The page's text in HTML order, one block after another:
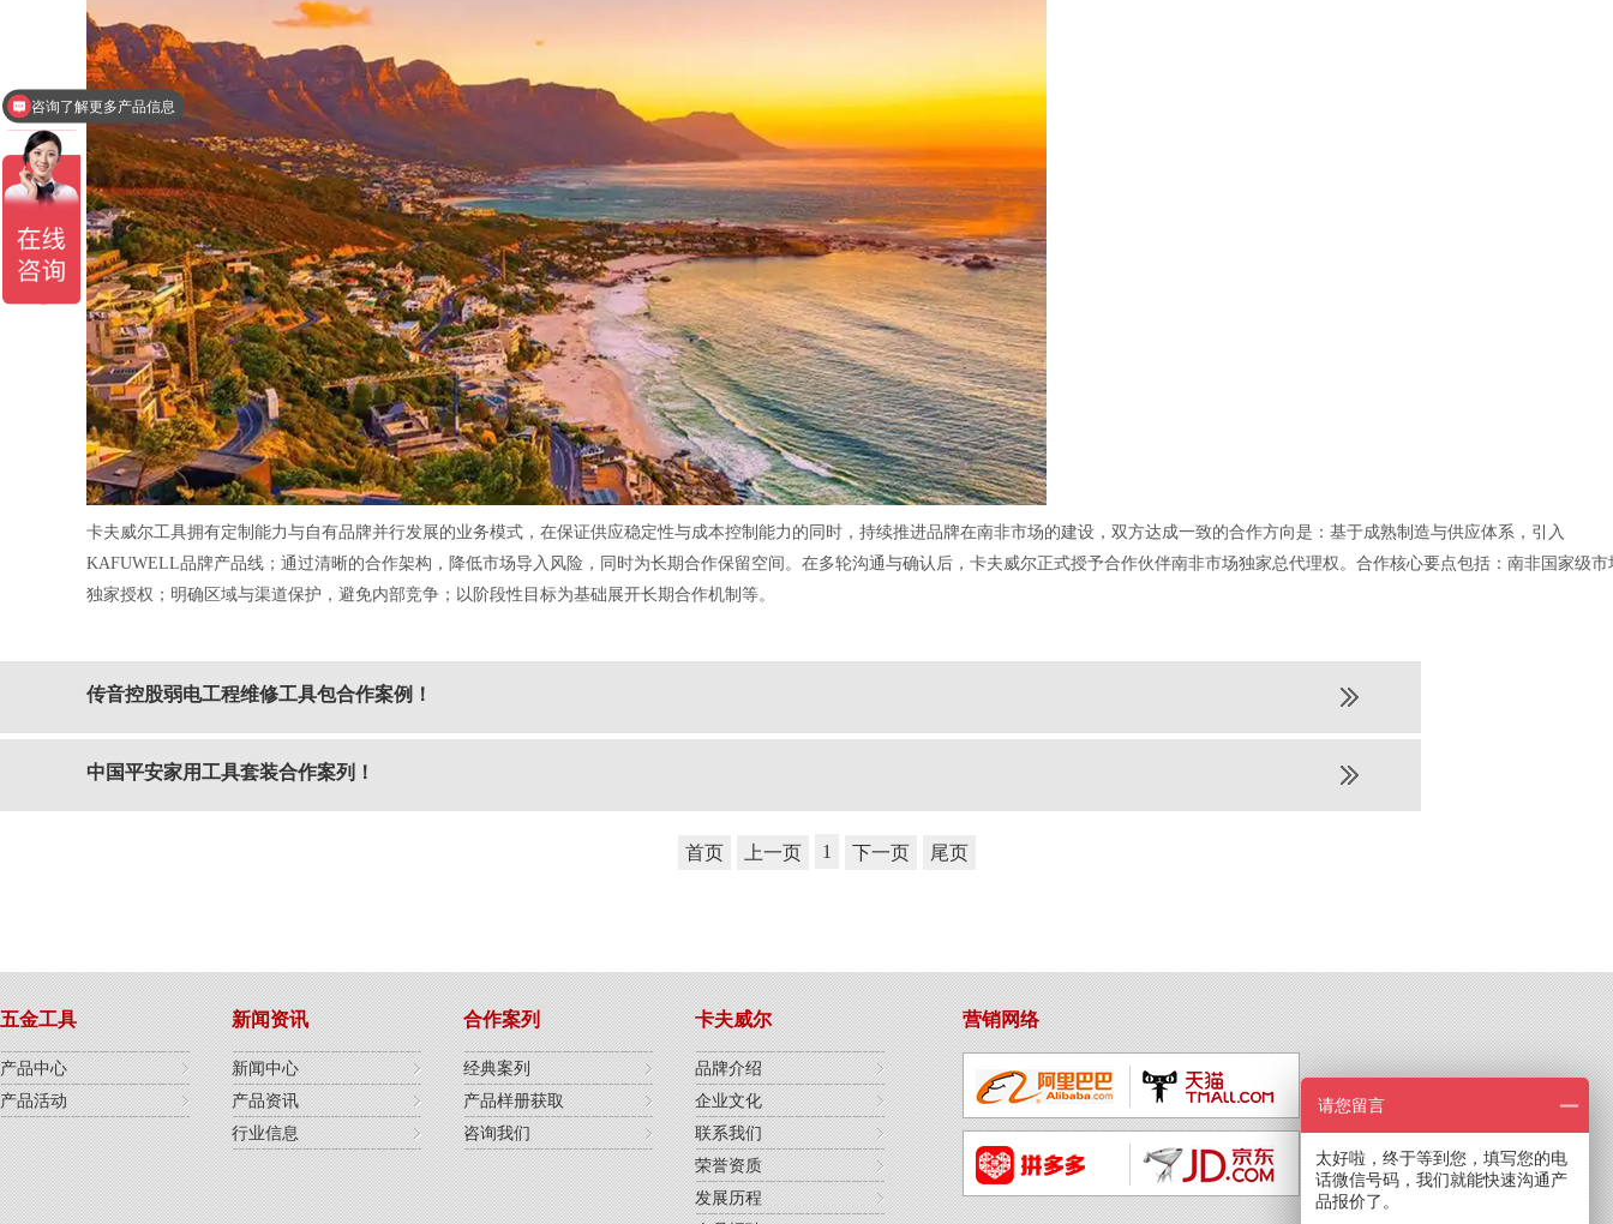
卡夫威尔工具拥有定制能力与自有品牌并行发展的业务模式，在保证供应稳定性与成本控制能力的同时，持续推进品牌在南非市场的建设，双方达成一致的合作方向是：基于成熟制造与供应体系，引入
KAFUWELL品牌产品线；通过清晰的合作架构，降低市场导入风险，同时为长期合作保留空间。在多轮沟通与确认后，卡夫威尔正式授予合作伙伴南非市场独家总代理权。合作核心要点包括：南非国家级市
独家授权 ； 明确区域与渠道保护，避免内部竞争 ；以阶段性目标为基础展开长期合作机制等。
传音控股弱电工程维修工具包合作案例！
中国平安家用工具套装合作案列！
首页 上一页 1 下一页 尾页
五金工具
产品中心
产品活动
新闻资讯
新闻中心
产品资讯
行业信息
合作案列
经典案列
产品样册获取
咨询我们
卡夫威尔
品牌介绍
企业文化
联系我们
荣誉资质
发展历程
营销网络
点击咨询获取产品样册
咨询了解更多产品信息
请您留言
太好啦，终于等到您，填写您的电
话微信号码，我们就能快速沟通产
品报价了。